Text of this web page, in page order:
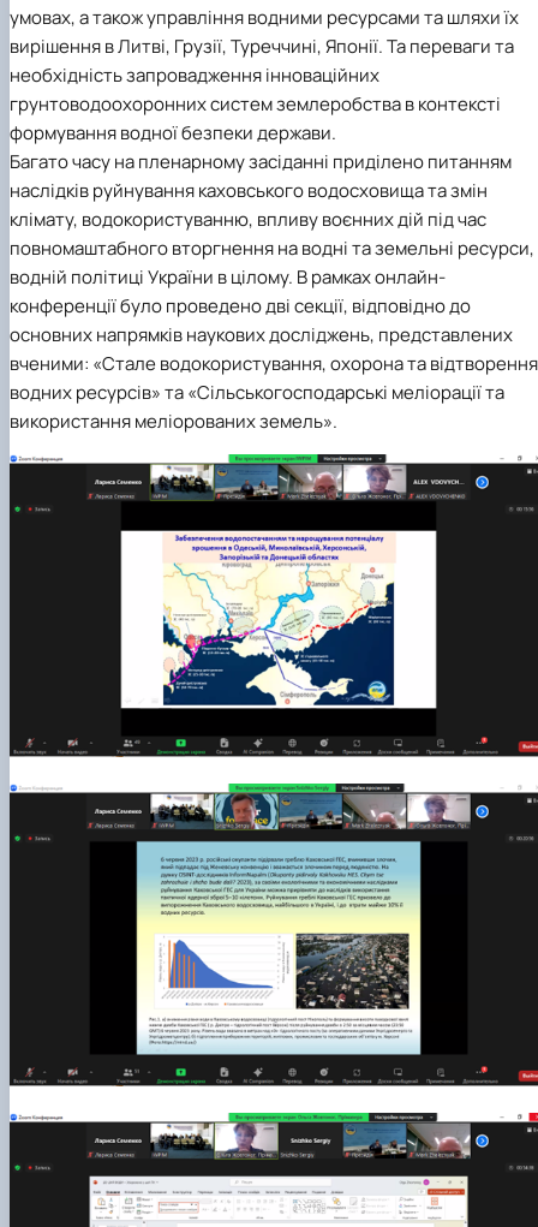
умовах, а також управління водними ресурсами та шляхи їх
вирішення в Литві, Грузії, Туреччині, Японії. Та переваги та
необхідність запровадження інноваційних
грунтоводоохоронних систем землеробства в контексті
формування водної безпеки держави.
Багато часу на пленарному засіданні приділено питанням
наслідків руйнування каховського водосховища та змін
клімату, водокористуванню, впливу воєнних дій під час
повномаштабного вторгнення на водні та земельні ресурси,
водній політиці України в цілому. В рамках онлайн-
конференції було проведено дві секції, відповідно до
основних напрямків наукових досліджень, представлених
вченими: «Стале водокористування, охорона та відтворення
водних ресурсів» та «Сільськогосподарські меліорації та
використання меліорованих земель».